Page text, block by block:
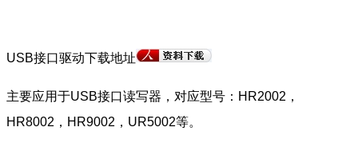
USB接口驱动下载地址
主要应用于USB接口读写器，对应型号：HR2002，
HR8002，HR9002，UR5002等。